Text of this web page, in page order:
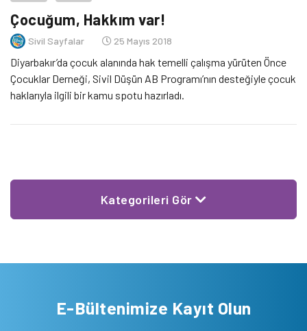
Çocuğum, Hakkım var!
Sivil Sayfalar 25 Mayıs 2018
Diyarbakır’da çocuk alanında hak temelli çalışma yürüten Önce
Çocuklar Derneği, Sivil Düşün AB Programı’nın desteğiyle çocuk
haklarıyla ilgili bir kamu spotu hazırladı.
Kategorileri Gör
E-Bültenimize Kayıt Olun